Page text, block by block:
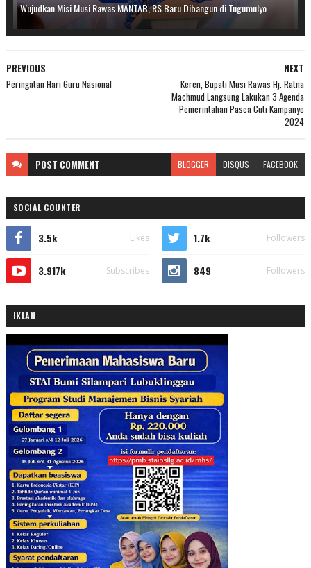
Wujudkan Misi Musi Rawas MANTAB, RS Baru Dibangun di Tugumulyo
NEXT
Keren, Bupati Musi Rawas Hj. Ratna
Machmud Langsung Lakukan 3 Agenda
Pemerintahan Pasca Cuti Kampanye
2024
PREVIOUS
Peringatan Hari Guru Nasional
POST COMMENT BLOGGER DISQUS FACEBOOK
SOCIAL COUNTER
3.5k Likes 1.7k Followers
3.917k Subscribes 849 Followers
IKLAN